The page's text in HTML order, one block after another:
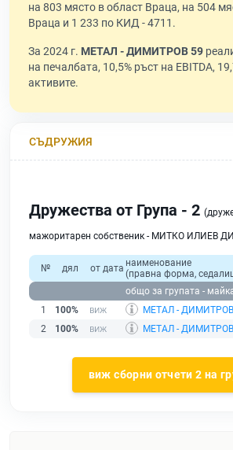
на 803 място в област Враца, на 504
Враца и 1 233 по КИД - 4711.
За 2024 г. МЕТАЛ - ДИМИТРОВ 59
на печалбата, 10,5% ръст на EBITDA,
активите.
СЪДРУЖИЯ
Дружества от Група - 2
мажоритарен собственик - МИТКО ИЛИЕВ
№ дял от дата наименование
(правна форма,
общо за групата -
1
100% МЕТАЛ -
2
100% МЕТАЛ -
виж сборни отчети 2 на